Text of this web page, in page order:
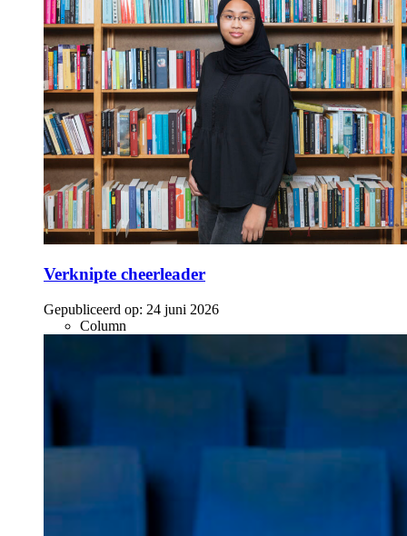
Verknipte cheerleader
Gepubliceerd op: 24 juni 2026
Column